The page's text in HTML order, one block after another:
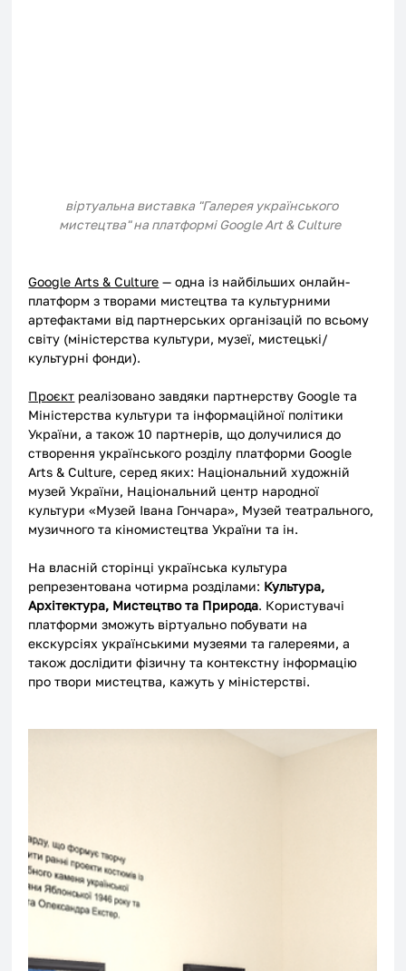
віртуальна виставка "Галерея українського
мистецтва" на платформі Google Art & Culture
Google Arts & Culture — одна із найбільших онлайн-
платформ з творами мистецтва та культурними
артефактами від партнерських організацій по всьому
світу (міністерства культури, музеї, мистецькі/
культурні фонди).
Проєкт реалізовано завдяки партнерству Google та
Міністерства культури та інформаційної політики
України, а також 10 партнерів, що долучилися до
створення українського розділу платформи Google
Arts & Culture, серед яких: Національний художній
музей України, Національний центр народної
культури «Музей Івана Гончара», Музей театрального,
музичного та кіномистецтва України та ін.
На власній сторінці українська культура
репрезентована чотирма розділами: Культура,
Архітектура, Мистецтво та Природа. Користувачі
платформи зможуть віртуально побувати на
екскурсіях українськими музеями та галереями, а
також дослідити фізичну та контекстну інформацію
про твори мистецтва, кажуть у міністерстві.